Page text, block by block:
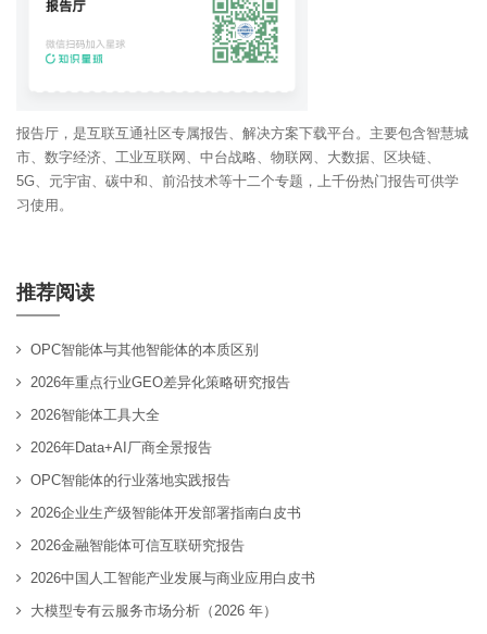
报告厅，是互联互通社区专属报告、解决方案下载平台。主要包含智慧城
市、数字经济、工业互联网、中台战略、物联网、大数据、区块链、
5G、元宇宙、碳中和、前沿技术等十二个专题，上千份热门报告可供学
习使用。
推荐阅读
OPC智能体与其他智能体的本质区别
2026年重点行业GEO差异化策略研究报告
2026智能体工具大全
2026年Data+AI厂商全景报告
OPC智能体的行业落地实践报告
2026企业生产级智能体开发部署指南白皮书
2026金融智能体可信互联研究报告
2026中国人工智能产业发展与商业应用白皮书
大模型专有云服务市场分析（2026 年）